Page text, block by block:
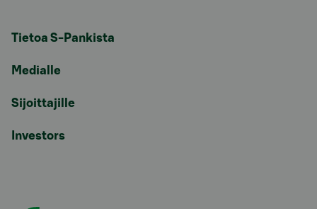
Tietoa S-Pankista
Medialle
Sijoittajille
Investors